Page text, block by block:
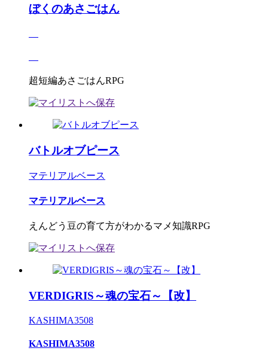
ぼくのあさごはん
超短編あさごはんRPG
バトルオブピース
マテリアルベース
マテリアルベース
えんどう豆の育て方がわかるマメ知識RPG
VERDIGRIS～魂の宝石～【改】
KASHIMA3508
KASHIMA3508